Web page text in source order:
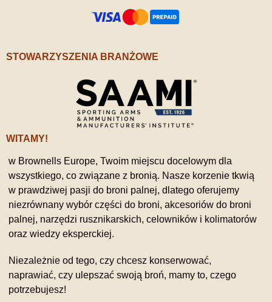
STOWARZYSZENIA BRANŻOWE
WITAMY!
w Brownells Europe, Twoim miejscu docelowym dla
wszystkiego, co związane z bronią. Nasze korzenie tkwią
w prawdziwej pasji do broni palnej, dlatego oferujemy
niezrównany wybór części do broni, akcesoriów do broni
palnej, narzędzi rusznikarskich, celowników i kolimatorów
oraz wiedzy eksperckiej.
Niezależnie od tego, czy chcesz konserwować,
naprawiać, czy ulepszać swoją broń, mamy to, czego
potrzebujesz!